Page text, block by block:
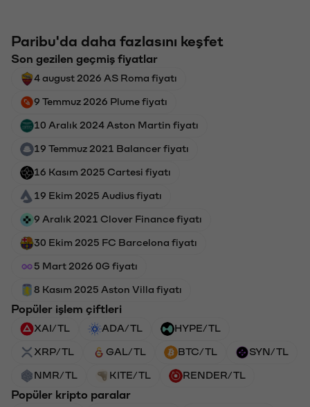
Paribu'da daha fazlasını keşfet
Son gezilen geçmiş fiyatlar
4 august 2026 AS Roma fiyatı
9 Temmuz 2026 Plume fiyatı
10 Aralık 2024 Aston Martin fiyatı
19 Temmuz 2021 Balancer fiyatı
16 Kasım 2025 Cartesi fiyatı
19 Ekim 2025 Audius fiyatı
9 Aralık 2021 Clover Finance fiyatı
30 Ekim 2025 FC Barcelona fiyatı
5 Mart 2026 0G fiyatı
8 Kasım 2025 Aston Villa fiyatı
Popüler işlem çiftleri
XAI/TL ADA/TL HYPE/TL
XRP/TL GAL/TL BTC/TL SYN/TL
NMR/TL KITE/TL RENDER/TL
Popüler kripto paralar